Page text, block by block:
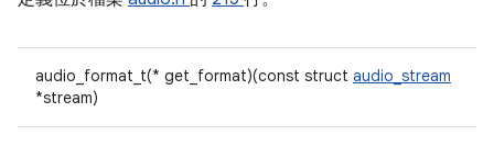
audio_format_t(* get_format)(const struct audio_stream
*stream)